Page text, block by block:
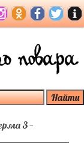
3 —